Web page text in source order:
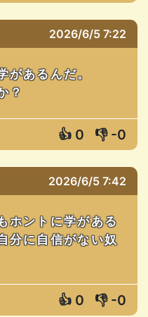
2026/6/5 7:22
があるんだ。
？
👍 0 👎 -0
2026/6/5 7:42
ホントに学がある
分に自信がない奴
👍 0 👎 -0